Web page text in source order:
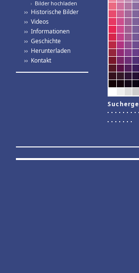
› Bilder hochladen
›› Historische Bilder
›› Videos
›› Informationen
›› Geschichte
›› Herunterladen
›› Kontakt